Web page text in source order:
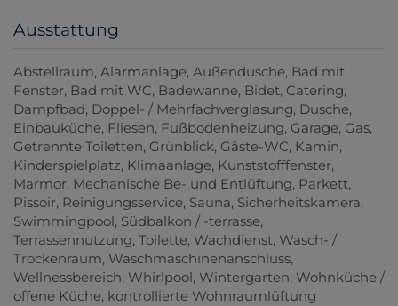
Ausstattung
Abstellraum Alarmanlage Außendusche Bad mit
Fenster Bad mit WC Badewanne Bidet Catering
Dampfbad Doppel- / Mehrfachverglasung Dusche
Einbauküche Fliesen Fußbodenheizung Garage Gas
Getrennte Toiletten Grünblick Gäste-WC Kamin
Kinderspielplatz Klimaanlage Kunststofffenster
Marmor Mechanische Be- und Entlüftung Parkett
Pissoir Reinigungsservice Sauna Sicherheitskamera
Swimmingpool Südbalkon / -terrasse
Terrassennutzung Toilette Wachdienst Wasch- /
Trockenraum Waschmaschinenanschluss
Wellnessbereich Whirlpool Wintergarten Wohnküche /
offene Küche kontrollierte Wohnraumlüftung